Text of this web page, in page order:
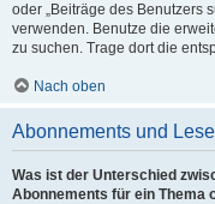
oder „Beiträge des Benutzers
verwenden. Benutze die
zu suchen. Trage dort die
Nach oben
Abonnements und
Was ist der Unterschied
Abonnements für ein Thema